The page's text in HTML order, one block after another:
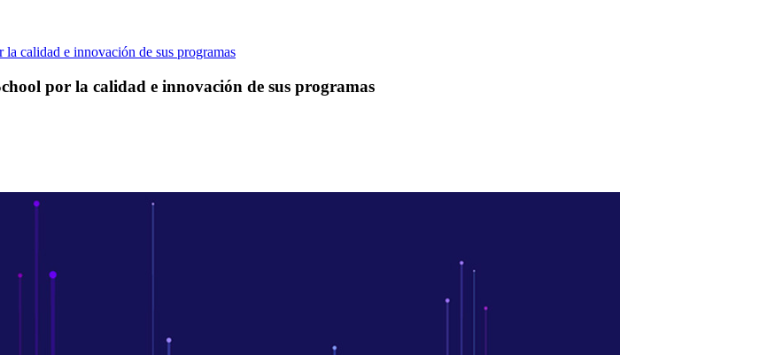
calidad e innovación de sus programas
por la calidad e innovación de sus programas